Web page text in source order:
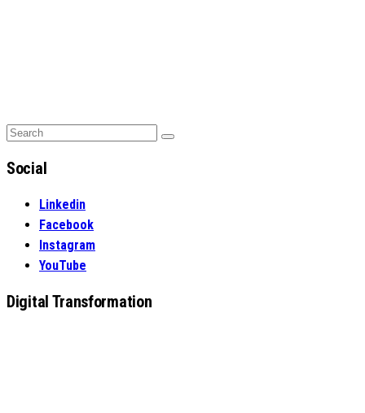
Search
Search
Social
Linkedin
Facebook
Instagram
YouTube
Digital Transformation